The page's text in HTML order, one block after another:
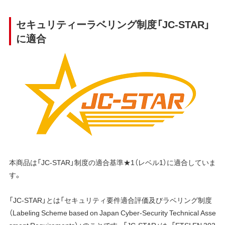
セキュリティーラベリング制度「JC-STAR」
に適合
本商品は「JC-STAR」制度の適合基準★1（レベル1）に適合していま
す。
「JC-STAR」とは「セキュリティ要件適合評価及びラベリング制度
（Labeling Scheme based on Japan Cyber-Security Technical Asse